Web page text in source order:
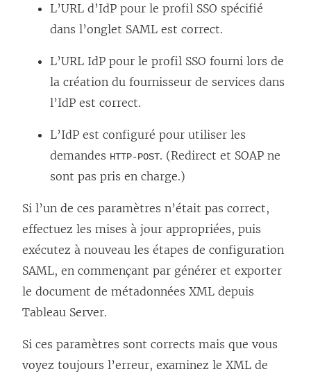
L’URL d’IdP pour le profil SSO spécifié
dans l’onglet SAML est correct.
L’URL IdP pour le profil SSO fourni lors de
la création du fournisseur de services dans
l’IdP est correct.
L’IdP est configuré pour utiliser les
demandes HTTP-POST. (Redirect et SOAP ne
sont pas pris en charge.)
Si l’un de ces paramètres n’était pas correct,
effectuez les mises à jour appropriées, puis
exécutez à nouveau les étapes de configuration
SAML, en commençant par générer et exporter
le document de métadonnées XML depuis
Tableau Server.
Si ces paramètres sont corrects mais que vous
voyez toujours l’erreur, examinez le XML de